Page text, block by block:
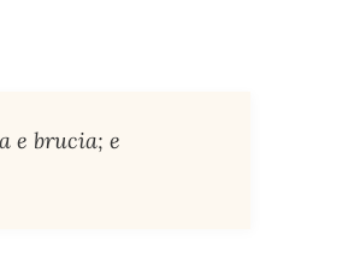
e brucia; e